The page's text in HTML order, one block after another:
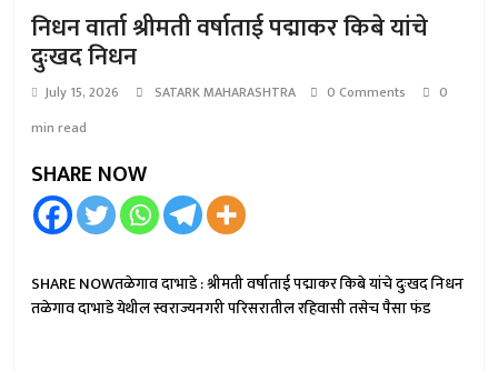
निधन वार्ता श्रीमती वर्षाताई पद्माकर किबे यांचे
दुःखद निधन
July 15, 2026 SATARK MAHARASHTRA 0 Comments
0
min read
SHARE NOW
SHARE NOWतळेगाव दाभाडे : श्रीमती वर्षाताई पद्माकर किबे यांचे दुःखद निधन
तळेगाव दाभाडे येथील स्वराज्यनगरी परिसरातील रहिवासी तसेच पैसा फंड